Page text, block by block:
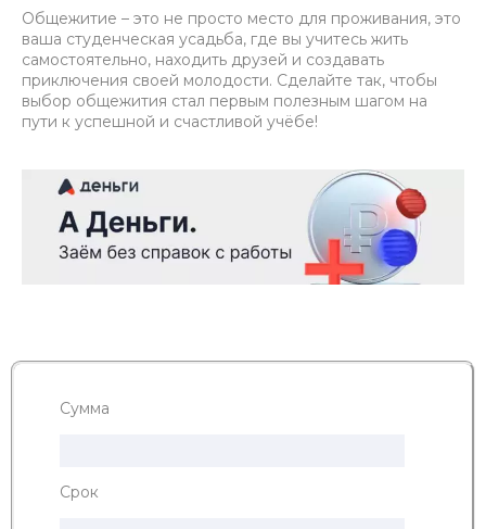
Общежитие – это не просто место для проживания, это
ваша студенческая усадьба, где вы учитесь жить
самостоятельно, находить друзей и создавать
приключения своей молодости. Сделайте так, чтобы
выбор общежития стал первым полезным шагом на
пути к успешной и счастливой учёбе!
Сумма
Срок